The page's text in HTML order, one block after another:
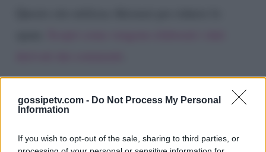
gossipetv.com - Do Not Process My Personal
Information
If you wish to opt-out of the sale, sharing to third parties, or